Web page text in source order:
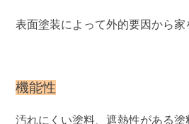
表面塗装によって外的要因から
機能性
汚れにくい塗料、遮熱性がある